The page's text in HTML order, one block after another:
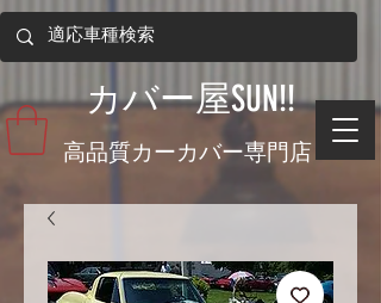
​高品質カーカバー専門店
​カバー屋SUN!!